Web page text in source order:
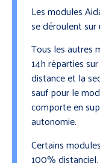
Les modules
se déroulent sur
Tous les autres
14h réparties
distance et la
sauf pour le
comporte en
autonomie.
Certains
100% distanciel.